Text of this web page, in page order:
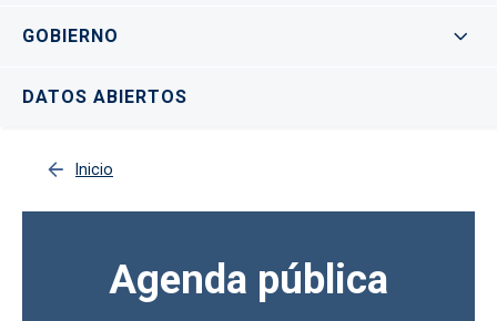
GOBIERNO
DATOS ABIERTOS
Inicio
Agenda pública